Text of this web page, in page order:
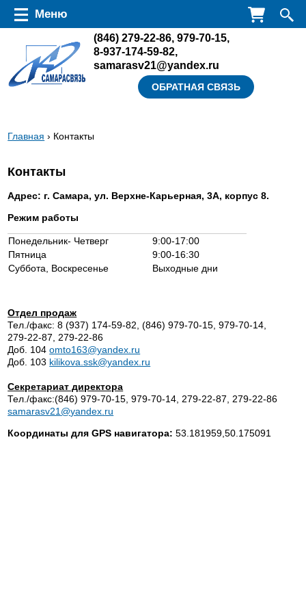
Перейти к основному содержанию
(846) 279-22-86,979-70-15,
8-937-174-59-82,
samarasv21@yandex.ru
ОБРАТНАЯ СВЯЗЬ
Меню
Вы
Главная › Контакты
Контакты
Адрес: г. Самара, ул. Верхне-Карьерная, 3А, корпус 8.
Режим работы
Понедельник- Четверг
9:00-17:00
Пятница
9:00-16:30
Суббота, Воскресенье
Выходные дни
Отдел продаж
Тел./факс:8 (937) 174-59-82 ,(846) 979-70-15 ,979-70-14
279-22-87
279-22-86
Доб. 104omto163@yandex.ru
Доб. 103 kilikova.ssk@yandex.ru
Секретариат директора
Тел./факс:(846) 979-70-15 ,979-70-14 279-22-87
279-22-86
samarasv21 @yandex ru
Координаты для GPS навигатора:53.181959,50.175091